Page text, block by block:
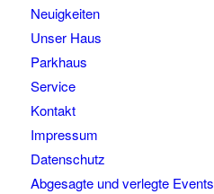
Neuigkeiten
Unser Haus
Parkhaus
Service
Kontakt
Impressum
Datenschutz
Abgesagte und verlegte Events